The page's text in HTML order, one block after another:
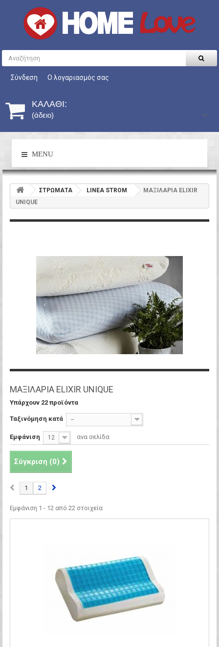
Σύνδεση Ο λογαριασμός σας
ΚΑΛΆΘΙ:
(άδειο)
MENU
ΣΤΡΩΜΑΤΑ LINEA STROM
ΜΑΞΙΛΑΡΙΑ ELIXIR
UNIQUE
ΜΑΞΙΛΑΡΙΑ ELIXIR UNIQUE
Υπάρχουν 22 προϊόντα
Ταξινόμηση κατά --
Εμφάνιση 12 ανα σελίδα
Σύγκριση (0)
1 2
Εμφάνιση 1 - 12 από 22 στοιχεία